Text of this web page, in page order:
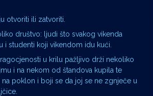
otvoriti ili zatvoriti.
društvo: ljudi što svakog vikenda
studenti koji vikendom idu kući.
u krilu pažljivo drži nekoliko
i na nekom od štandova kupila te
na poklon i boji se da joj se ne zgnječe u